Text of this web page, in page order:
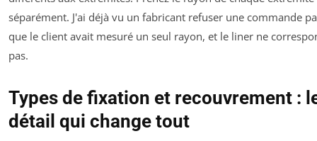
séparément. J'ai déjà vu un fabricant refuser une commande
que le client avait mesuré un seul rayon, et le liner ne
pas.
Types de fixation et recouvrement :
détail qui change tout